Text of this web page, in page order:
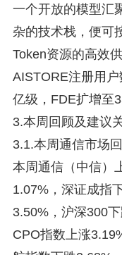
一个开放的模型汇
杂的技术栈，便可
Token资源的高效
AISTORE注册用
亿级，FDE扩增至
3.本周回顾及建议
3.1.本周通信市场
本周通信（中信）
1.07%，深证成指
3.50%，沪深300
CPO指数上涨